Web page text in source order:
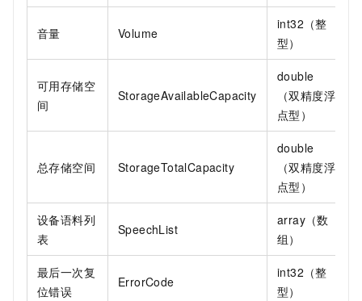
音量 Volume
int32（整
型）
可用存储空
间
StorageAvailableCapacity
double
（双精度浮
点型）
总存储空间 StorageTotalCapacity
double
（双精度浮
点型）
设备语料列
表
SpeechList
array（数
组）
最后一次复
位错误
ErrorCode
int32（整
型）